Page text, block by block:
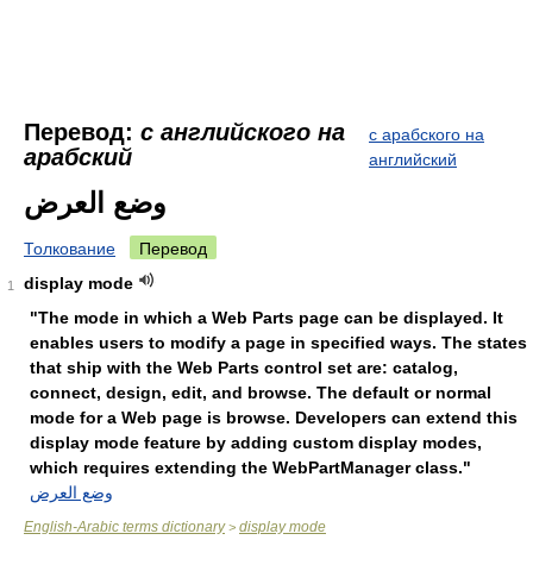
Перевод: с английского на
арабский
с арабского на
английский
وضع العرض
Толкование Перевод
1
display mode
"The mode in which a Web Parts page can be displayed. It
enables users to modify a page in specified ways. The states
that ship with the Web Parts control set are: catalog,
connect, design, edit, and browse. The default or normal
mode for a Web page is browse. Developers can extend this
display mode feature by adding custom display modes,
which requires extending the WebPartManager class."
وضع العرض
English-Arabic terms dictionary> display mode